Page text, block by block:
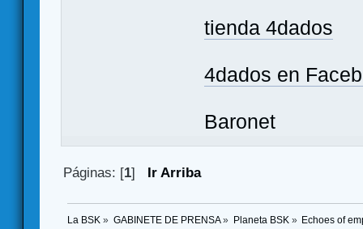
tienda 4dados
4dados en
Baronet
Páginas: [1] Ir Arriba
La BSK » GABINETE DE PRENSA» Planeta BSK » Echoes of